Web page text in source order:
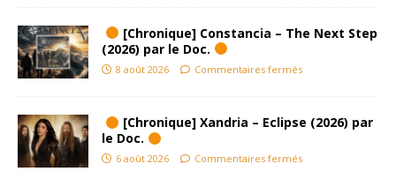
[Chronique] Constancia – The Next Step
(2026) par le Doc.
8 août 2026 Commentaires fermés
[Chronique] Xandria – Eclipse (2026) par
le Doc.
6 août 2026 Commentaires fermés